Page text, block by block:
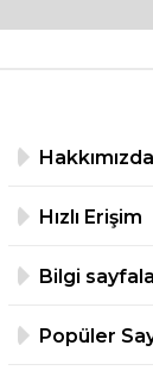
Hakkımızda
Hızlı Erişim
Bilgi
Popüler